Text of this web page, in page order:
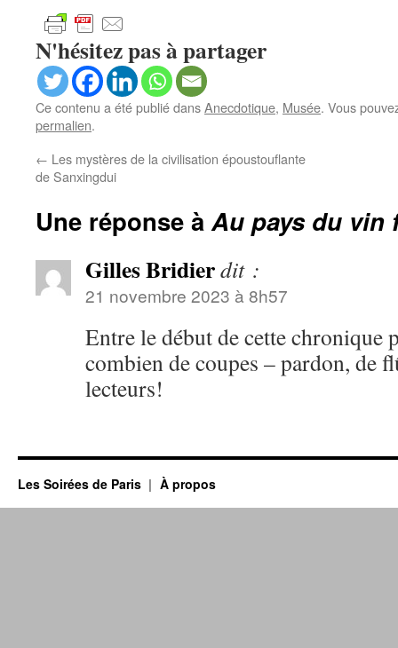
N'hésitez pas à partager
Ce contenu a été publié dansAnecdotique, Musée. Vous
permalien.
← Les mystères de la civilisation époustouflante
de Sanxingdui
Une réponse àAu pays du vin
Gilles Bridierdit :
21 novembre 2023 à 8h57
Entre le début de cette chronique
combien de coupes – pardon, de
lecteurs!
Les Soirées de Paris À propos